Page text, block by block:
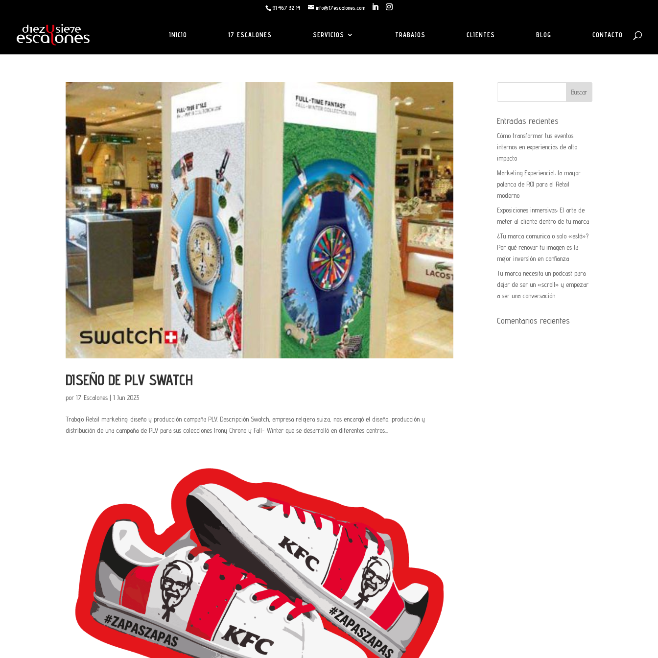
91 467 32 14 info@17escalones.com
INICIO 17 ESCALONES SERVICIOS TRABAJOS CLIENTES BLOG CONTACTO
DISEÑO DE PLV SWATCH
por17 Escalones |1 Jun 2023
Trabajo Retail marketing: diseño y producción campaña PLV. Descripción Swatch, empresa relojera suiza, nos encargó el diseño, producción y
distribución de una campaña de PLV para sus colecciones Irony Chrono y Fall- Winter que se desarrolló en diferentes centros...
Entradas recientes
Cómo transformar tus eventos
internos en experiencias de alto
impacto
Marketing Experiencial: la mayor
palanca de ROI para el Retail
moderno
Exposiciones inmersivas: El arte de
meter al cliente dentro de tu marca
¿Tu marca comunica o solo «está»?
Por qué renovar tu imagen es la
mejor inversión en confianza
Tu marca necesita un podcast para
dejar de ser un «scroll» y empezar
a ser una conversación
Comentarios recientes